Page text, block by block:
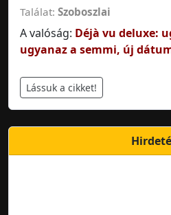
Találat: Szoboszlai
A valóság: Déjà vu deluxe:
ugyanaz a semmi, új
Lássuk a cikket!